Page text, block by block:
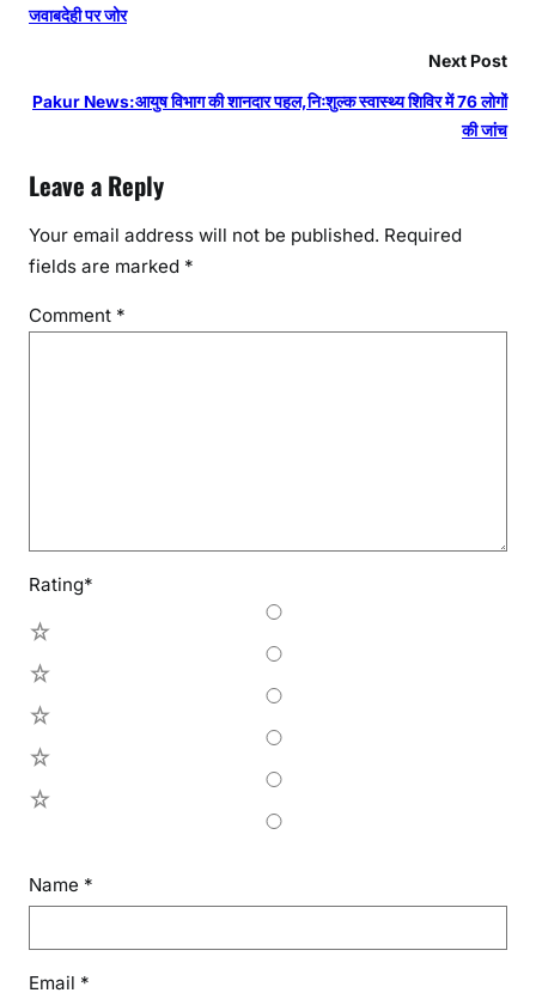
जवाबदेही पर जोर
Next Post
Pakur News:आयुष विभाग की शानदार पहल,निःशुल्क स्वास्थ्य शिविर में 76 लोगों
की जांच
Leave a Reply
Your email address will not be published. Required
fields are marked *
Comment *
Rating*
Name *
Email *